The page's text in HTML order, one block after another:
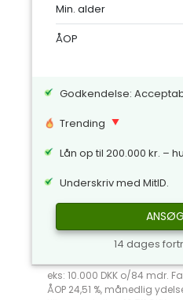
Min. alder
ÅOP
Godkendelse:
Trending
Lån op til 200.000 kr. –
Underskriv med MitID.
14 dages
eks: 10.000 DKK o/84 mdr.
ÅOP 24,51 %, månedlig